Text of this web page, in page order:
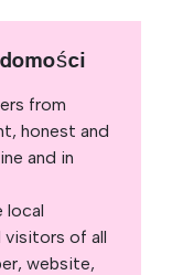
from
honest and
and in
local
visitors of all
website,